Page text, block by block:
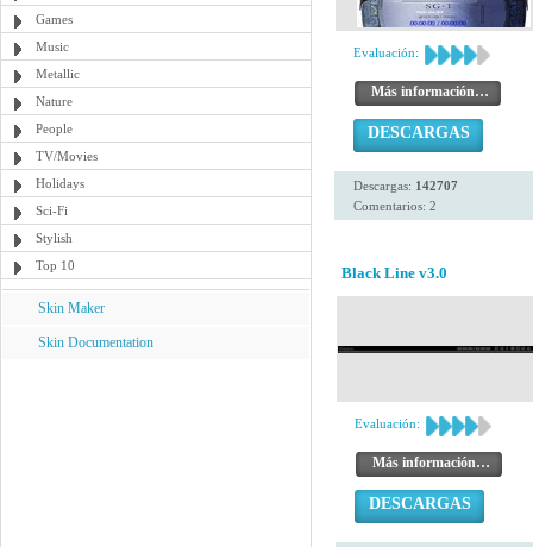
Games
Music
Metallic
Nature
People
TV/Movies
Holidays
Sci-Fi
Stylish
Top 10
Skin Maker
Skin Documentation
Evaluación:
Más información…
DESCARGAS
Descargas: 142707
Comentarios: 2
Black Line v3.0
Evaluación:
Más información…
DESCARGAS